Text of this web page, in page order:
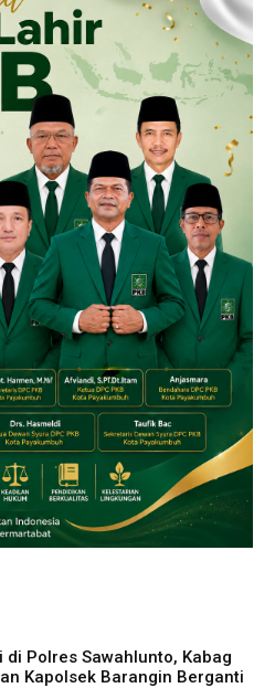
di Polres Sawahlunto, Kabag
Kapolsek Barangin Berganti